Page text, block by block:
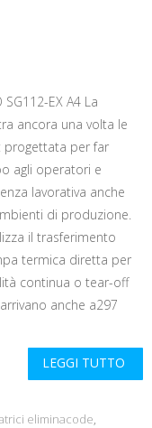
SG112-EX A4 La
ancora una volta le
progettata per far
agli operatori e
lavorativa anche
di produzione.
il trasferimento
termica diretta per
continua o tear-off
anche a297
LEGGI TUTTO
eliminacode,